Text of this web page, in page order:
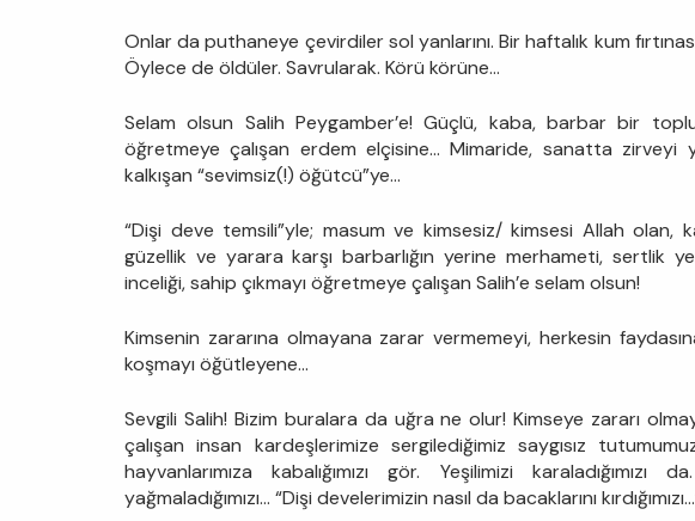
Onlar da puthaneye çevirdiler sol yanlarını. Bir haftalık kum
Öylece de öldüler. Savrularak. Körü körüne...
Selam olsun Salih Peygamber’e! Güçlü, kaba, barbar bir
öğretmeye çalışan erdem elçisine... Mimaride, sanatta zirveyi
kalkışan “sevimsiz(!) öğütcü”ye...
“Dişi deve temsili”yle; masum ve kimsesiz/ kimsesi Allah olan,
güzellik ve yarara karşı barbarlığın yerine merhameti, sertlik
inceliği, sahip çıkmayı öğretmeye çalışan Salih’e selam olsun!
Kimsenin zararına olmayana zarar vermemeyi, herkesin
koşmayı öğütleyene...
Sevgili Salih! Bizim buralara da uğra ne olur! Kimseye zararı
çalışan insan kardeşlerimize sergilediğimiz saygısız
hayvanlarımıza kabalığımızı gör. Yeşilimizi
yağmaladığımızı... “Dişi develerimizin nasıl da bacaklarını